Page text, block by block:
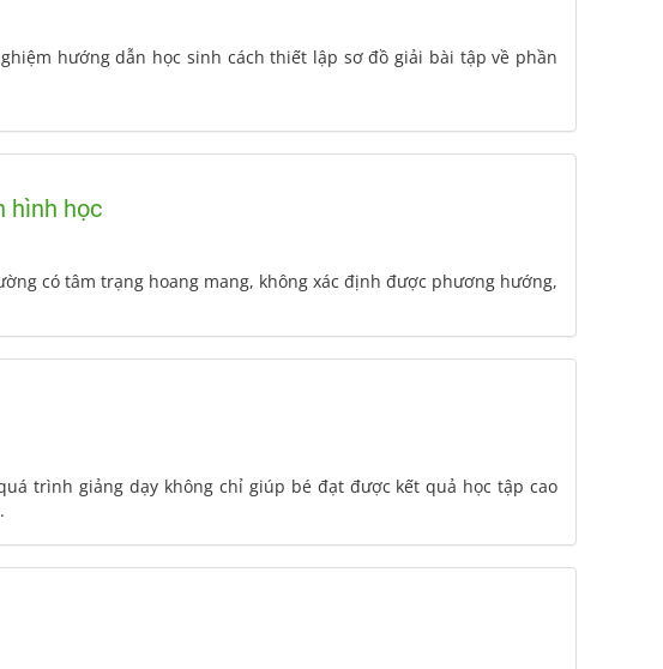
hướng dẫn học sinh cách thiết lập sơ đồ giải bài tập về phần
hình học
có tâm trạng hoang mang, không xác định được phương hướng,
trình giảng dạy không chỉ giúp bé đạt được kết quả học tập cao